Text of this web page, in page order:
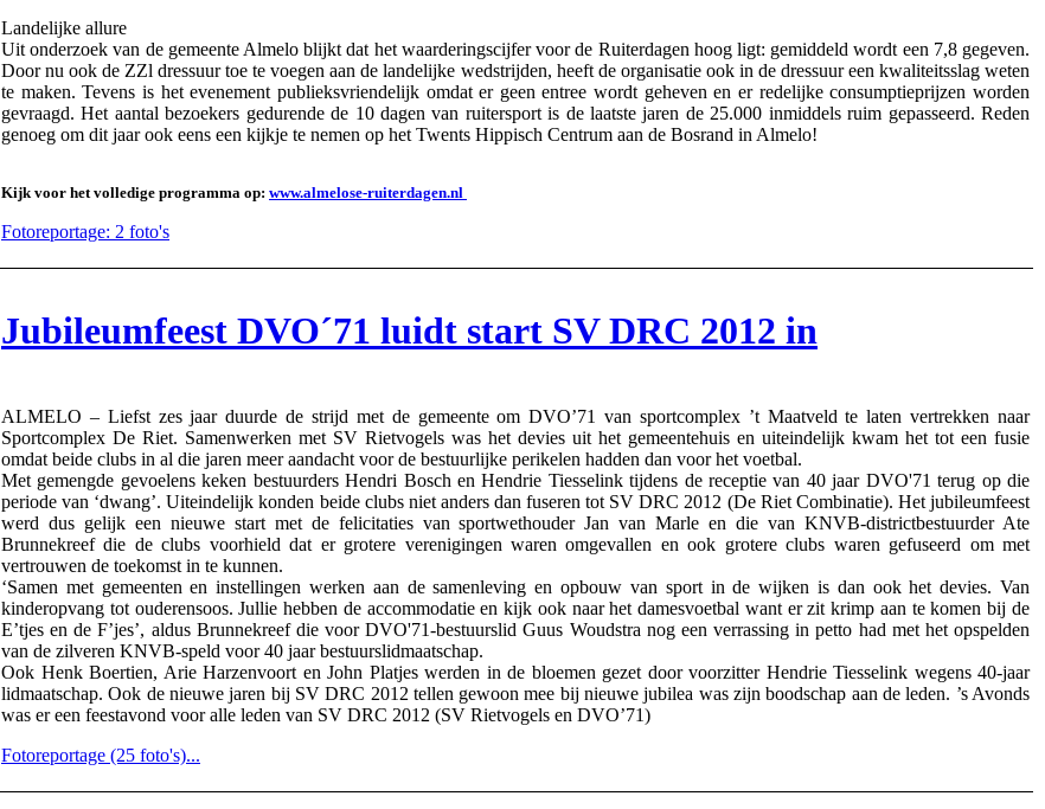
Landelijke allure
Uit onderzoek van de gemeente Almelo blijkt dat het waarderingscijfer voor de Ruiterdagen hoog ligt: gemiddeld wordt een 7,8 gegeven.
Door nu ook de ZZl dressuur toe te voegen aan de landelijke wedstrijden, heeft de organisatie ook in de dressuur een kwaliteitsslag weten
te maken. Tevens is het evenement publieksvriendelijk omdat er geen entree wordt geheven en er redelijke consumptieprijzen worden
gevraagd. Het aantal bezoekers gedurende de 10 dagen van ruitersport is de laatste jaren de 25.000 inmiddels ruim gepasseerd. Reden
genoeg om dit jaar ook eens een kijkje te nemen op het Twents Hippisch Centrum aan de Bosrand in Almelo!
Kijk voor het volledige programma op: www.almelose-ruiterdagen.nl
Fotoreportage: 2 foto's
Jubileumfeest DVO´71 luidt start SV DRC 2012 in
ALMELO – Liefst zes jaar duurde de strijd met de gemeente om DVO’71 van sportcomplex ’t Maatveld te laten vertrekken naar
Sportcomplex De Riet. Samenwerken met SV Rietvogels was het devies uit het gemeentehuis en uiteindelijk kwam het tot een fusie
omdat beide clubs in al die jaren meer aandacht voor de bestuurlijke perikelen hadden dan voor het voetbal.
Met gemengde gevoelens keken bestuurders Hendri Bosch en Hendrie Tiesselink tijdens de receptie van 40 jaar DVO'71 terug op die
periode van ‘dwang’. Uiteindelijk konden beide clubs niet anders dan fuseren tot SV DRC 2012 (De Riet Combinatie). Het jubileumfeest
werd dus gelijk een nieuwe start met de felicitaties van sportwethouder Jan van Marle en die van KNVB-districtbestuurder Ate
Brunnekreef die de clubs voorhield dat er grotere verenigingen waren omgevallen en ook grotere clubs waren gefuseerd om met
vertrouwen de toekomst in te kunnen.
‘Samen met gemeenten en instellingen werken aan de samenleving en opbouw van sport in de wijken is dan ook het devies. Van
kinderopvang tot ouderensoos. Jullie hebben de accommodatie en kijk ook naar het damesvoetbal want er zit krimp aan te komen bij de
E’tjes en de F’jes’, aldus Brunnekreef die voor DVO'71-bestuurslid Guus Woudstra nog een verrassing in petto had met het opspelden
van de zilveren KNVB-speld voor 40 jaar bestuurslidmaatschap.
Ook Henk Boertien, Arie Harzenvoort en John Platjes werden in de bloemen gezet door voorzitter Hendrie Tiesselink wegens 40-jaar
lidmaatschap. Ook de nieuwe jaren bij SV DRC 2012 tellen gewoon mee bij nieuwe jubilea was zijn boodschap aan de leden. ’s Avonds
was er een feestavond voor alle leden van SV DRC 2012 (SV Rietvogels en DVO’71)
Fotoreportage (25 foto's)...